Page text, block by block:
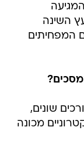
השינה
המפחיתים
שונים,
מכונה